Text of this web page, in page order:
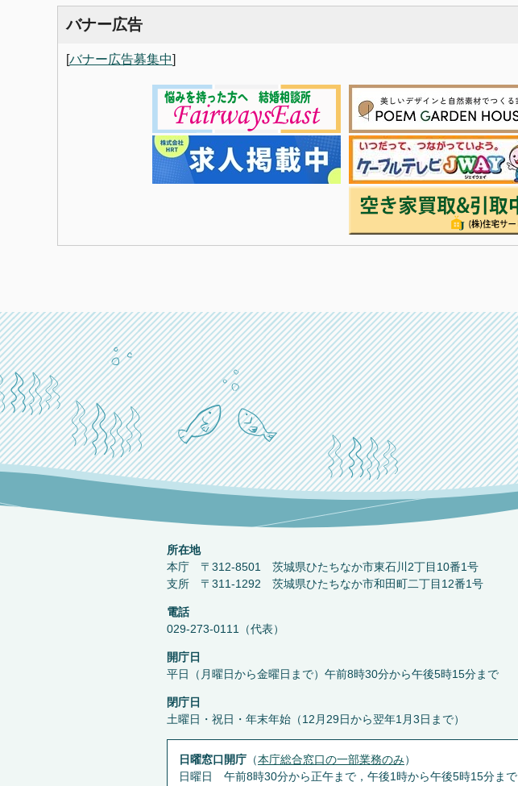
バナー広告
[バナー広告募集中]
所在地
本庁 〒312-8501 茨城県ひたちなか市東石川2丁目10番1号
支所 〒311-1292 茨城県ひたちなか市和田町二丁目12番1号
電話
029-273-0111（代表）
開庁日
平日（月曜日から金曜日まで）午前8時30分から午後5時15分まで
閉庁日
土曜日・祝日・年末年始（12月29日から翌年1月3日まで）
日曜窓口開庁 （本庁総合窓口の一部業務のみ）
日曜日 午前8時30分から正午まで，午後1時から午後5時15分まで